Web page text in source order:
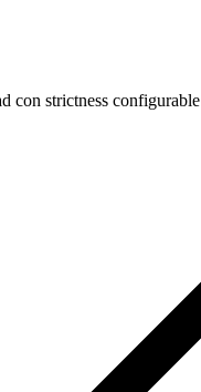
con strictness configurable